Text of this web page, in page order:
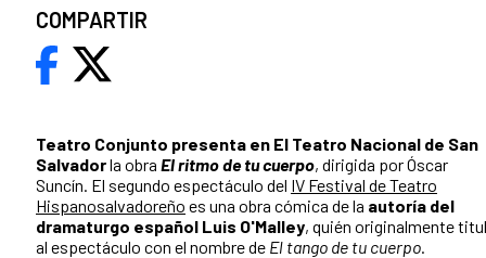
Teatro Conjunto presenta en El Teatro Nacional de San
Salvadorla obra El ritmo de tu cuerpo, dirigida por Óscar
Suncín. El segundo espectáculo del IV Festival de Teatro
Hispanosalvadoreño es una obra cómica de la autoría del
dramaturgo español Luis O'Malley, quién originalmente
al espectáculo con el nombre de El tango de tu cuerpo
COMPARTIR